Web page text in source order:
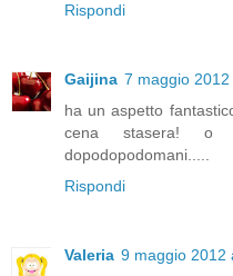
Rispondi
Gaijina 7 maggio
ha un aspetto
cena stasera! o
dopodopodomani.....
Rispondi
Valeria 9 maggio 2012